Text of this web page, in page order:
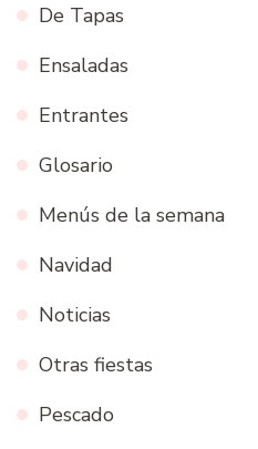
De Tapas
Ensaladas
Entrantes
Glosario
Menús de la semana
Navidad
Noticias
Otras fiestas
Pescado